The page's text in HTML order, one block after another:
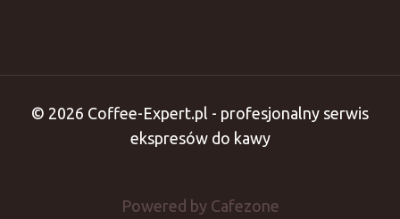
© 2026 Coffee-Expert.pl - profesjonalny serwis
ekspresów do kawy
Powered by Cafezone